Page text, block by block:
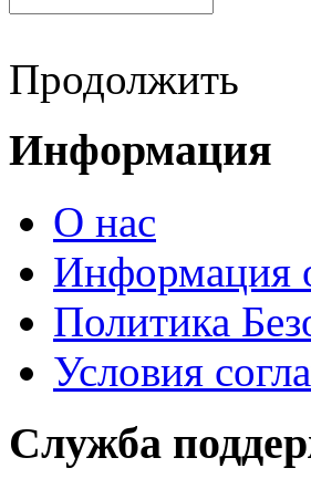
Продолжить
Информация
О нас
Информация
Политика
Условия
Служба